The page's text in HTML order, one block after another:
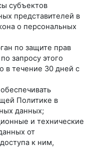
субъектов
представителей в
о персональных
по защите прав
запросу этого
в течение 30 дней с
Политике в
данных;
и технические
от
к ним,